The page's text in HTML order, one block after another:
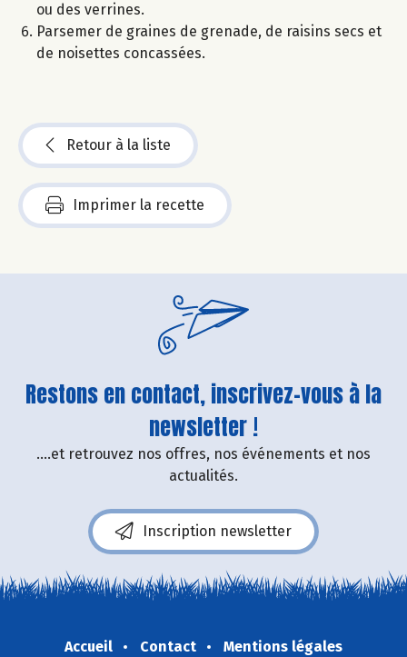
ou des verrines.
Parsemer de graines de grenade, de raisins secs et
de noisettes concassées.
Retour à la liste
Imprimer la recette
Restons en contact, inscrivez-vous à la
newsletter !
....et retrouvez nos offres, nos événements et nos
actualités.
Inscription newsletter
Accueil Contact
Mentions légales